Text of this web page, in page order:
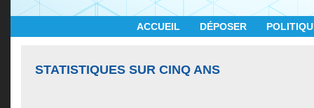
ACCUEIL DÉPOSER
STATISTIQUES SUR CINQ ANS